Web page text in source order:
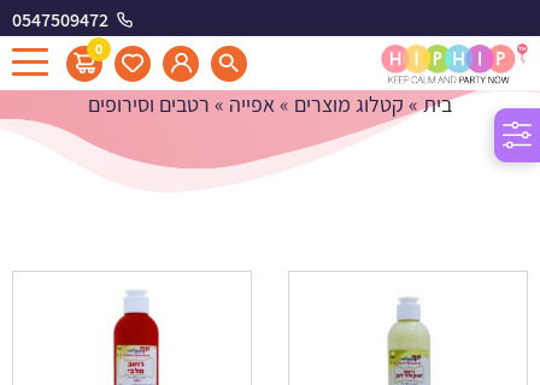
0547509472
0 רטבים וסירופים
בית» קטלוג מוצרים »אפייה » רטבים וסירופים